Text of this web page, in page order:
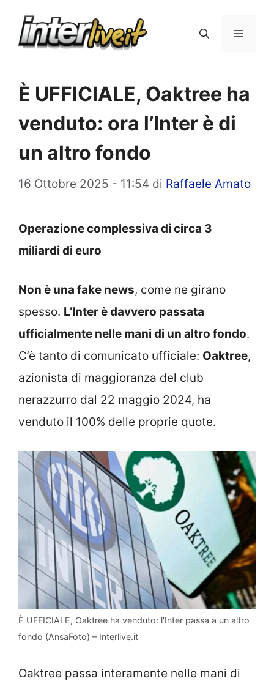
Menu
È UFFICIALE, Oaktree ha
venduto: ora l’Inter è di
un altro fondo
16 Ottobre 2025 - 11:54 di Raffaele Amato
Operazione complessiva di circa 3
miliardi di euro
Non è una fake news, come ne girano
spesso. L’Inter è davvero passata
ufficialmente nelle mani di un altro fondo.
C’è tanto di comunicato ufficiale: Oaktree,
azionista di maggioranza del club
nerazzurro dal 22 maggio 2024, ha
venduto il 100% delle proprie quote.
È UFFICIALE, Oaktree ha venduto: l’Inter passa a un altro
fondo (AnsaFoto) – Interlive.it
Oaktree passa interamente nelle mani di